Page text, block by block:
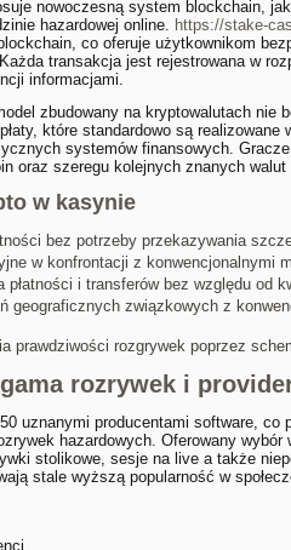
nowoczesną system blockchain,
hazardowej online. https://stake-
co oferuje użytkownikom
transakcja jest rejestrowana w
informacjami.
zbudowany na kryptowalutach nie
które standardowo są
systemów finansowych.
oraz szeregu kolejnych znanych
w kasynie
bez potrzeby przekazywania
w konfrontacji z konwencjonalnymi
płatności i transferów bez względu od
geograficznych związkowych z
prawdziwości rozgrywek poprzez
rozrywek i
uznanymi producentami software, co
hazardowych. Oferowany wybór
stolikowe, sesje na live a także
stale wyższą popularność w